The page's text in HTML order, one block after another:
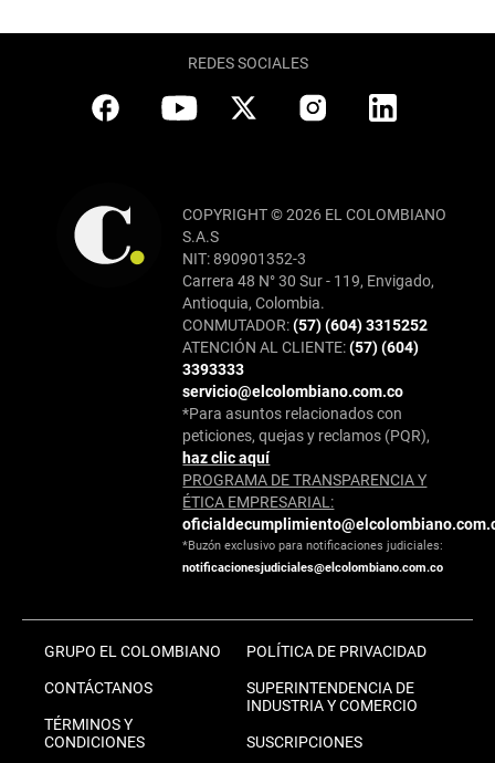
REDES SOCIALES
COPYRIGHT © 2026 EL COLOMBIANO
S.A.S
NIT: 890901352-3
Carrera 48 N° 30 Sur - 119, Envigado,
Antioquia, Colombia.
CONMUTADOR:(57) (604) 3315252
ATENCIÓN AL CLIENTE:(57) (604)
3393333
servicio@elcolombiano.com.co
*Para asuntos relacionados con
peticiones, quejas y reclamos (PQR),
haz clic aquí
PROGRAMA DE TRANSPARENCIA Y
ÉTICA EMPRESARIAL:
*Buzón exclusivo para notificaciones judiciales:
notificacionesjudiciales@elcolombiano.com.co
GRUPO EL COLOMBIANO
CONTÁCTANOS
TÉRMINOS Y
CONDICIONES
POLÍTICA DE PRIVACIDAD
SUPERINTENDENCIA DE
INDUSTRIA Y COMERCIO
SUSCRIPCIONES